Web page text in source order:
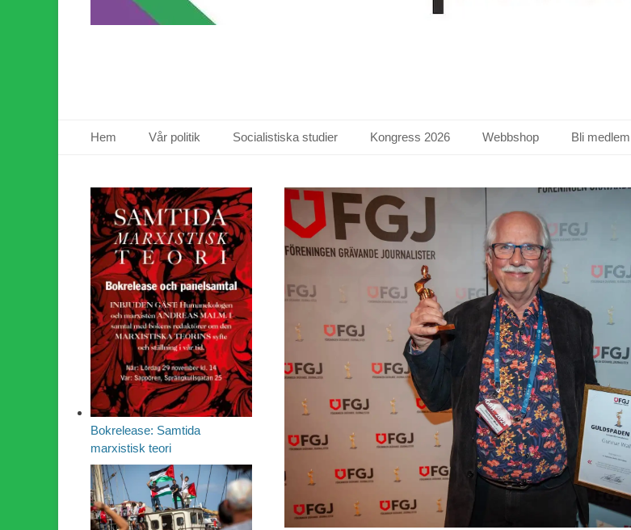
Primär meny
Hem Vår politik Socialistiska studier Kongress 2026 Webbshop Bli medlem
Bokrelease: Samtida
marxistisk teori